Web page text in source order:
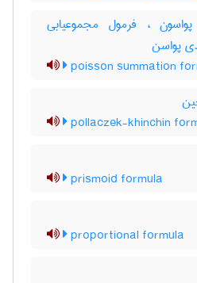
، فرمول مجموعیابی
پواسن
poisson summation
pollaczek-khinchin
prismoid formula
proportional formula